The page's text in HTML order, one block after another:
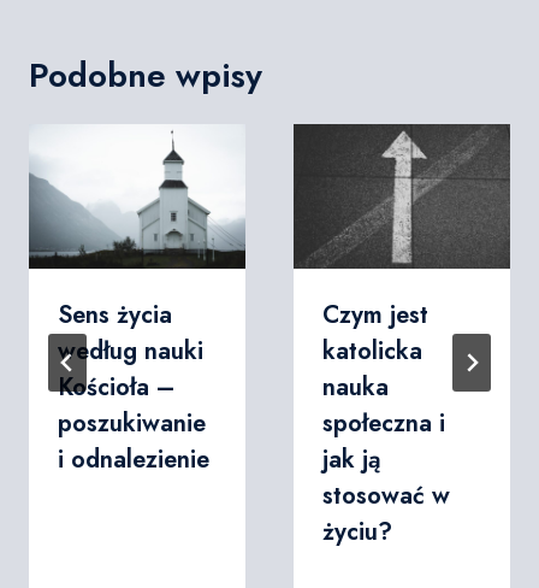
Podobne wpisy
Sens życia
według nauki
Kościoła –
poszukiwanie
i odnalezienie
Czym jest
katolicka
nauka
społeczna i
jak ją
stosować w
życiu?